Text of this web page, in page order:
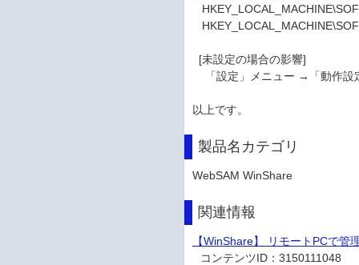
[未設定の場合の影響]
「設定」メニュー →「動作設
以上です。
製品名カテゴリ
WebSAM WinShare
関連情報
【WinShare】 リモートPCで
コンテンツID：3150111048